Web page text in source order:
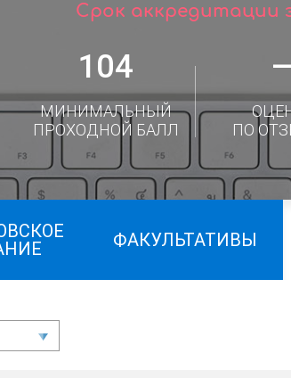
Срок аккредитации
104
МИНИМАЛЬНЫЙ
ПРОХОДНОЙ БАЛЛ
ПО
ФАКУЛЬТАТИВЫ